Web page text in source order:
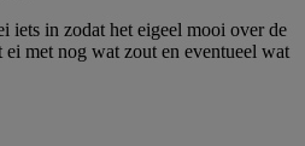
iets in zodat het eigeel mooi over de
met nog wat zout en eventueel wat